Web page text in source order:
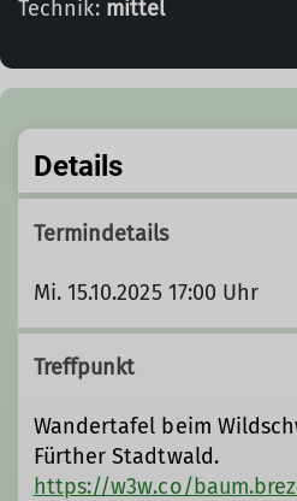
Technik: mittel
Details
Termindetails
Mi. 15.10.2025 17:00 Uhr
Treffpunkt
Wandertafel beim
Fürther Stadtwald.
https://w3w.co/